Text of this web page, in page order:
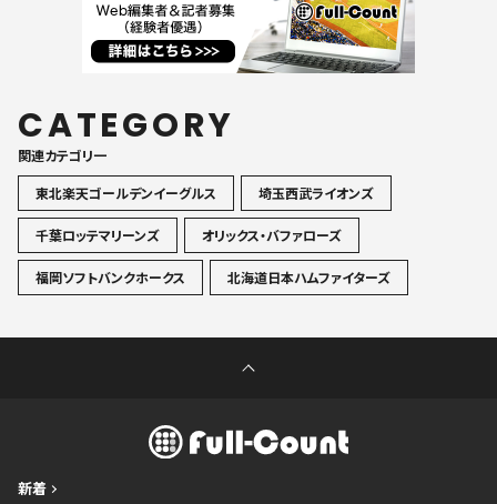
CATEGORY
関連カテゴリ一
東北楽天ゴールデンイーグルス
埼玉西武ライオンズ
千葉ロッテマリーンズ オリックス・バファローズ
福岡ソフトバンクホークス 北海道日本ハムファイターズ
新着